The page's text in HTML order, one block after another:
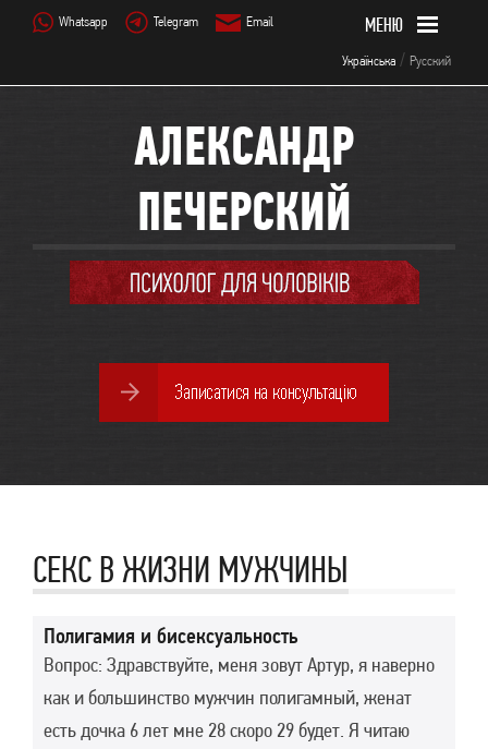
Whatsapp Telegram Email
Українська / Русский
АЛЕКСАНДР
ПЕЧЕРСКИЙ
СЕКС В ЖИЗНИ МУЖЧИНЫ
Полигамия и бисексуальность
Вопрос: Здравствуйте, меня зовут Артур, я наверно
как и большинство мужчин полигамный, женат
есть дочка 6 лет мне 28 скоро 29 будет. Я читаю